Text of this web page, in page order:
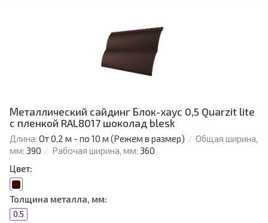
Металлический сайдинг Блок-хаус 0,5 Quarzit lite
с пленкой RAL8017 шоколад blesk
Длина: От 0,2 м - по 10 м (Режем в размер)
Общая ширина,
мм: 390 Рабочая ширина, мм: 360
Цвет:
Толщина металла, мм:
0.5